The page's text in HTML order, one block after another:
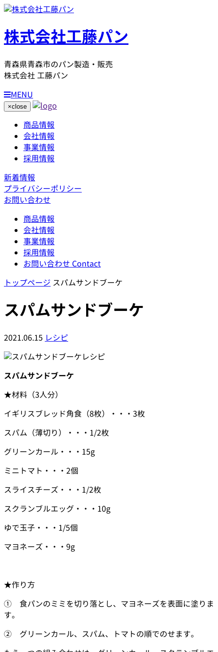
株式会社工藤パン
青森県青森市のパン製造・販売
株式会社 工藤パン
MENU
×close
商品情報
会社情報
事業情報
採用情報
新着情報
プライバシーポリシー
お問い合わせ
商品情報
会社情報
事業情報
採用情報
お問い合わせ Contact
トップページ スパムサンドブーケ
スパムサンドブーケ
2021.06.15 レシピ
スパムサンドブーケ
★材料（3人分）
イギリスブレッド角食（8枚）・・・3枚
スパム（薄切り）・・・1/2枚
グリーンカール・・・15g
ミニトマト・・・2個
スライスチーズ・・・1/2枚
スクランブルエッグ・・・10g
ゆで玉子・・・1/5個
マヨネーズ・・・9g
★作り方
① 食パンのミミを切り落とし、マヨネーズを表面に塗りま
す。
② グリーンカール、スパム、トマトの順でのせます。